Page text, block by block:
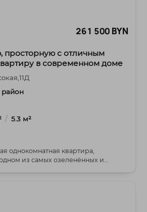
261 500 BYN
просторную с отличным
в современном доме
район
/ 5.3 м²
однокомнатная квартира,
из самых озеленённых и